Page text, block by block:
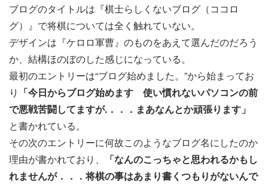
ブログのタイトルは『棋士らしくないブログ（ココロ
グ）』で将棋については全く触れていない。
デザインは『ケロロ軍曹』のものをあえて選んだのだろう
か、結構ほのぼのした感じになっている。
最初のエントリーは“ブログ始めました。”から始まってお
り 「今日からブログ始めます 使い慣れないパソコンの前
で悪戦苦闘してますが.．．．まあなんとか頑張ります」
と書かれている。
その次のエントリーに何故このようなブログ名にしたのか
理由が書かれており、
「なんのこっちゃと思われるかもし
れませんが．．．将棋の事はあまり書くつもりがないんで